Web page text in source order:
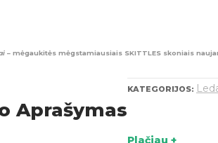
– mėgaukitės mėgstamiausiais SKITTLES skoniais
Aprašymas
KATEGORIJOS:
Plačiau +